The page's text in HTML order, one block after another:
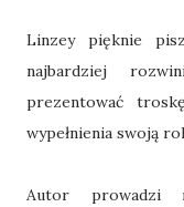
Linzey pięknie
najbardziej
prezentować
wypełnienia swoją
Autor prowadzi